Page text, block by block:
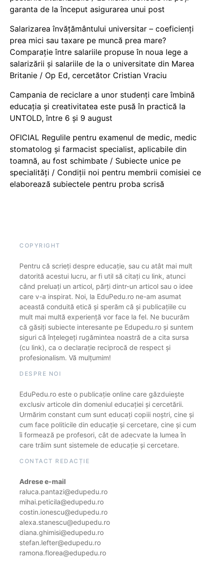
garanta de la început asigurarea unui post
Salarizarea învățământului universitar – coeficienți
prea mici sau taxare pe muncă prea mare?
Comparație între salariile propuse în noua lege a
salarizării și salariile de la o universitate din Marea
Britanie / Op Ed, cercetător Cristian Vraciu
Campania de reciclare a unor studenți care îmbină
educația și creativitatea este pusă în practică la
UNTOLD, între 6 și 9 august
OFICIAL Regulile pentru examenul de medic, medic
stomatolog și farmacist specialist, aplicabile din
toamnă, au fost schimbate / Subiecte unice pe
specialități / Condiții noi pentru membrii comisiei ce
elaborează subiectele pentru proba scrisă
COPYRIGHT
Pentru că scrieți despre educație, sau cu atât mai mult
datorită acestui lucru, ar fi util să citați cu link, atunci
când preluați un articol, părți dintr-un articol sau o idee
care v-a inspirat. Noi, la EduPedu.ro ne-am asumat
această conduită etică și sperăm că și publicațiile cu
mult mai multă experiență vor face la fel. Ne bucurăm
că găsiți subiecte interesante pe Edupedu.ro și suntem
siguri că înțelegeți rugămintea noastră de a cita sursa
(cu link), ca o declarație reciprocă de respect și
profesionalism. Vă mulțumim!
DESPRE NOI
EduPedu.ro este o publicație online care găzduiește
exclusiv articole din domeniul educației și cercetării.
Urmărim constant cum sunt educați copiii noștri, cine și
cum face politicile din educație și cercetare, cine și cum
îi formează pe profesori, cât de adecvate la lumea în
care trăim sunt sistemele de educație și cercetare.
CONTACT REDACȚIE
Adrese e-mail
raluca.pantazi@edupedu.ro
mihai.peticila@edupedu.ro
costin.ionescu@edupedu.ro
alexa.stanescu@edupedu.ro
diana.ghimisi@edupedu.ro
stefan.lefter@edupedu.ro
ramona.florea@edupedu.ro